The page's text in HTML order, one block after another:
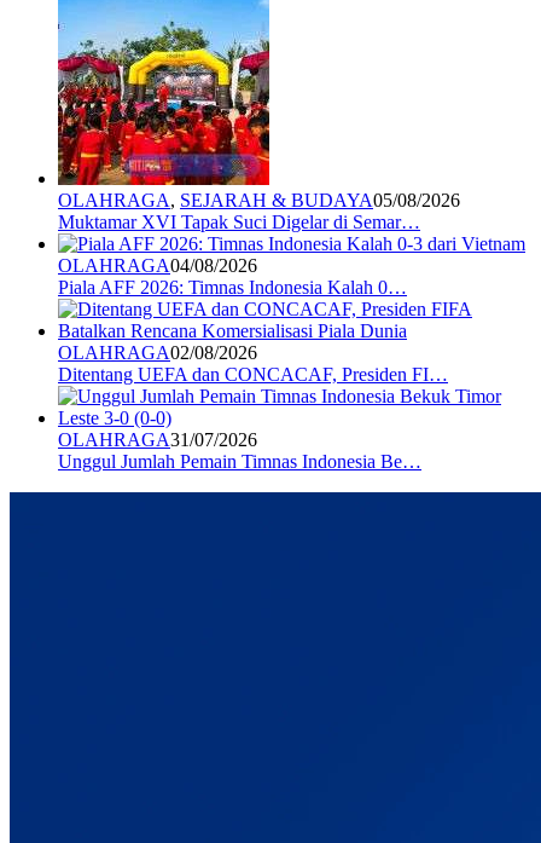
OLAHRAGA, SEJARAH & BUDAYA05/08/2026
Muktamar XVI Tapak Suci Digelar di Semar…
OLAHRAGA04/08/2026
Piala AFF 2026: Timnas Indonesia Kalah 0…
OLAHRAGA02/08/2026
Ditentang UEFA dan CONCACAF, Presiden FI…
OLAHRAGA31/07/2026
Unggul Jumlah Pemain Timnas Indonesia Be…